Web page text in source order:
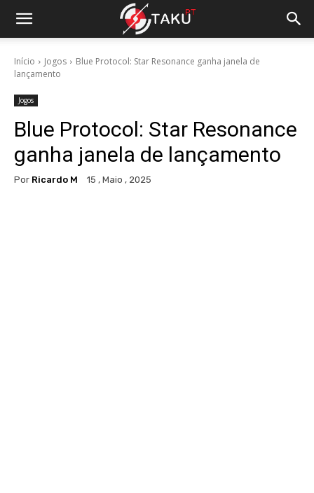
Início Jogos
Blue Protocol: Star Resonance ganha janela de
lançamento
Jogos
Blue Protocol: Star Resonance
ganha janela de lançamento
Por Ricardo M 15 , Maio , 2025